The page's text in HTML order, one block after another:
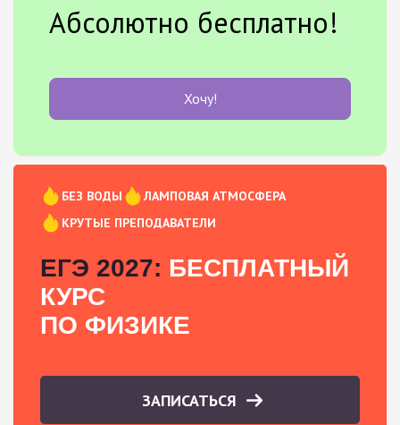
Абсолютно бесплатно!
Хочу!
БЕЗ ВОДЫ
ЛАМПОВАЯ АТМОСФЕРА
КРУТЫЕ ПРЕПОДАВАТЕЛИ
ЕГЭ 2027: БЕСПЛАТНЫЙ
КУРС
ПО ФИЗИКЕ
ЗАПИСАТЬСЯ